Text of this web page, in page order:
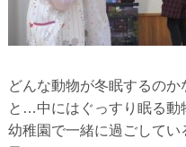
どんな動物が冬眠するのか
と…中にはぐっすり眠る動
幼稚園で一緒に過ごしてい